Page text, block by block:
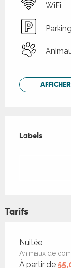
WiFi
Parking
Labels
Labels
Tarifs
Tarifs 2026
Nuitée
Animaux de
À partir de